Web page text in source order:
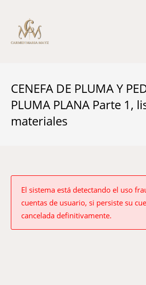
CENEFA DE PLUMA Y
PLUMA PLANA Parte 1,
materiales
El sistema está detectando el uso
cuentas de usuario, si persiste su
cancelada definitivamente.